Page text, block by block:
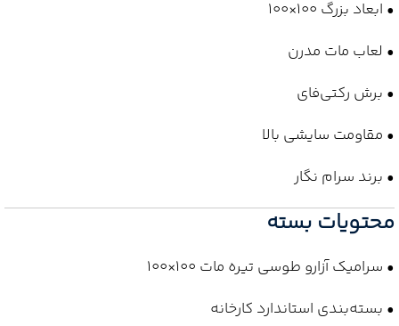
• ابعاد بزرگ 100×100
• لعاب مات مدرن
• برش رکتی‌فای
• مقاومت سایشی بالا
• برند سرام نگار
محتویات بسته
• سرامیک آزارو طوسی تیره مات 100×100
• بسته‌بندی استاندارد کارخانه